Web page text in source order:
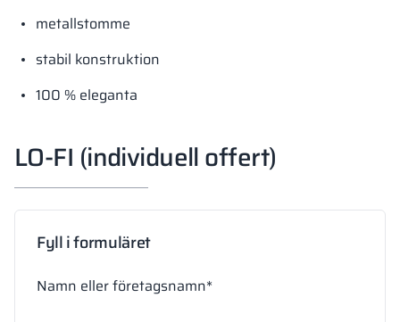
metallstomme
stabil konstruktion
100 % eleganta
LO-FI (individuell offert)
Fyll i formuläret
Namn eller företagsnamn*